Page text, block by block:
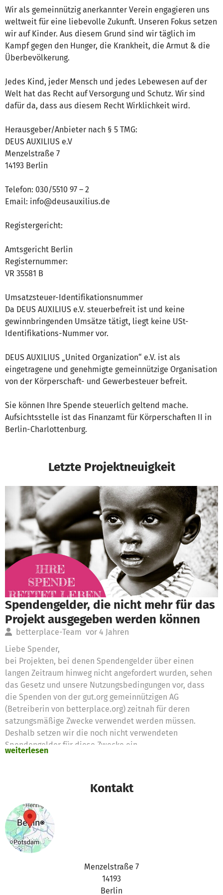
Wir als gemeinnützig anerkannter Verein engagieren uns
weltweit für eine liebevolle Zukunft. Unseren Fokus setzen
wir auf Kinder. Aus diesem Grund sind wir täglich im
Kampf gegen den Hunger, die Krankheit, die Armut & die
Überbevölkerung.
Jedes Kind, jeder Mensch und jedes Lebewesen auf der
Welt hat das Recht auf Versorgung und Schutz. Wir sind
dafür da, dass aus diesem Recht Wirklichkeit wird.
Herausgeber/Anbieter nach § 5 TMG:
DEUS AUXILIUS e.V
Menzelstraße 7
14193 Berlin
Telefon: 030/5510 97 – 2
Email: info@deusauxilius.de
Registergericht:
Amtsgericht Berlin
Registernummer:
VR 35581 B
Umsatzsteuer-Identifikationsnummer
Da DEUS AUXILIUS e.V. steuerbefreit ist und keine
gewinnbringenden Umsätze tätigt, liegt keine USt-
Identifikations-Nummer vor.
DEUS AUXILIUS „United Organization“ e.V. ist als
eingetragene und genehmigte gemeinnützige Organisation
von der Körperschaft- und Gewerbesteuer befreit.
Sie können Ihre Spende steuerlich geltend mache.
Aufsichtsstelle ist das Finanzamt für Körperschaften II in
Berlin-Charlottenburg.
Letzte Projektneuigkeit
Spendengelder, die nicht mehr für das
Projekt ausgegeben werden können
betterplace-Team vor 4 Jahren
Liebe Spender,
bei Projekten, bei denen Spendengelder über einen
langen Zeitraum hinweg nicht angefordert wurden, sehen
das Gesetz und unsere Nutzungsbedingungen vor, dass
die Spenden von der gut.org gemeinnützigen AG
(Betreiberin von betterplace.org) zeitnah für deren
satzungsmäßige Zwecke verwendet werden müssen.
Deshalb setzen wir die noch nicht verwendeten
Spendengelder für diese Zwecke ein
weiterlesen
Kontakt
Menzelstraße 7
14193
Berlin